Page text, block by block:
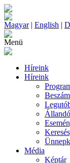
Magyar| English |
Menü
Híreink
Híreink
Média
Képtár